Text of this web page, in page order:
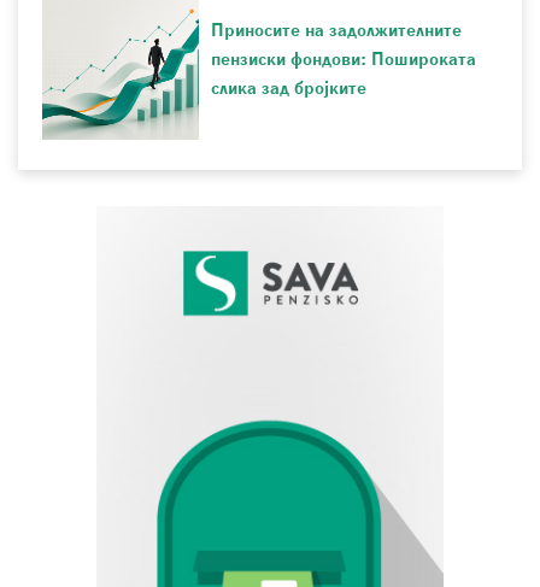
Приносите на задолжителните
пензиски фондови: Пошироката
слика зад бројките